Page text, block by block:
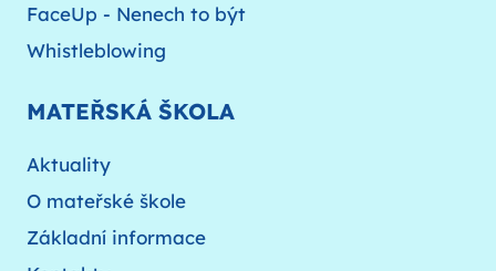
FaceUp - Nenech to být
Whistleblowing
MATEŘSKÁ ŠKOLA
Aktuality
O mateřské škole
Základní informace